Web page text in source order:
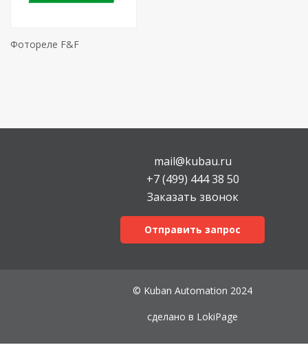
Фотореле F&F
mail@kubau.ru
+7 (499) 444 38 50
Заказать звонок
Отправить запрос
© Kuban Automation 2024
сделано в LokiPage